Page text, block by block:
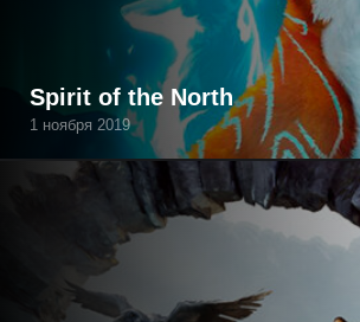
Spirit of the North
1 ноября 2019